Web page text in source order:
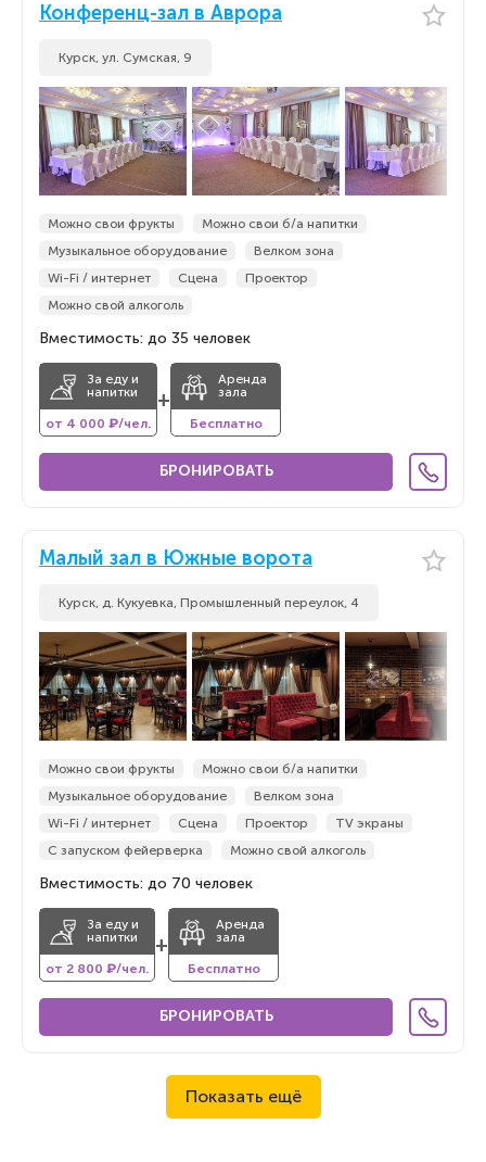
Конференц-зал в Аврора
Курск, ул. Сумская, 9
Можно свои фрукты
Можно свои б/а напитки
Музыкальное оборудование
Велком зона
Wi-Fi / интернет
Сцена
Проектор
Можно свой алкоголь
Вместимость: до 35 человек
За еду и
напитки
от 4 000 ₽/чел.
+
Аренда
зала
Бесплатно
БРОНИРОВАТЬ
Малый зал в Южные ворота
Курск, д. Кукуевка, Промышленный переулок, 4
Можно свои фрукты
Можно свои б/а напитки
Музыкальное оборудование
Велком зона
Wi-Fi / интернет
Сцена Проектор
TV экраны
С запуском фейерверка
Можно свой алкоголь
Вместимость: до 70 человек
За еду и
напитки
от 2 800 ₽/чел.
+
Аренда
зала
Бесплатно
БРОНИРОВАТЬ
Показать ещё